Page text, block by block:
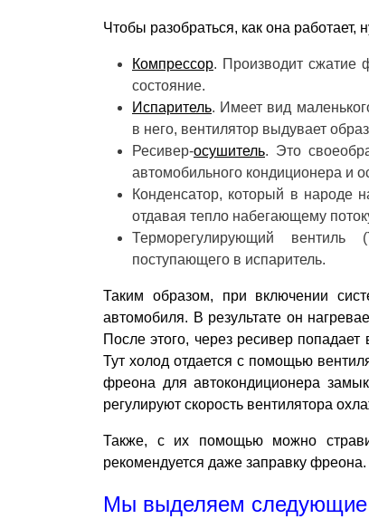
Чтобы разобраться, как она
Компрессор. Производит сжатие
состояние.
Испаритель. Имеет вид
в него, вентилятор выдувает
Ресивер-осушитель. Это
автомобильного кондиционера и
Конденсатор, который в народе
отдавая тепло набегающему
Терморегулирующий вентиль
поступающего в испаритель.
Таким образом, при включении
автомобиля. В результате он
После этого, через ресивер
Тут холод отдается с помощью
фреона для автокондиционера
регулируют скорость вентилятора
Также, с их помощью можно
рекомендуется даже заправку фреона.
Мы выделяем следующие